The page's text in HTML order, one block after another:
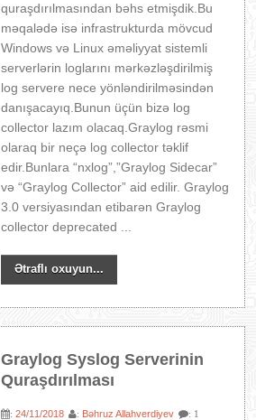
quraşdırılmasından bəhs etmişdik.Bu
məqalədə isə infrastrukturda mövcud
Windows və Linux əməliyyat sistemli
serverlərin loglarını mərkəzləşdirilmiş
log servere nece yönləndirilməsindən
danışacayıq.Bunun üçün bizə log
collector lazım olacaq.Graylog rəsmi
olaraq bir neçə log collector təklif
edir.Bunlara “nxlog”,”Graylog Sidecar”
və “Graylog Collector” aid edilir. Graylog
3.0 versiyasından etibarən Graylog
collector deprecated ...
Ətraflı oxuyun...
Graylog Syslog Serverinin
Quraşdırılması
:24/11/2018 : Bəhruz Allahverdiyev : 1